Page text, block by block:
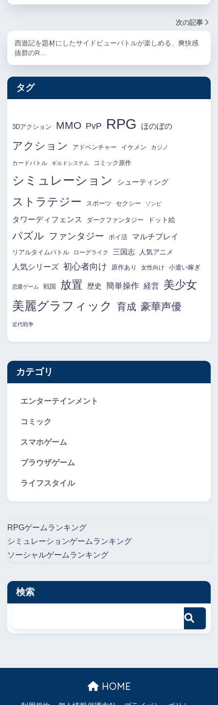
次の記事
西遊記を題材にしたサイドビューバトルが楽しめる、爽快感
抜群のR…
タグ
3Dアクション MMO PvP RPG ほのぼの
アクション アドベンチャー イケメン カジノ
カードバトル ギルドシステム コミック原作
シミュレーション シューティング
ストラテジー スポーツ セクシー ゾンビ
タワーディフェンス ダークファンタジー ドット絵
パズル ファンタジー ポイ活 マルチプレイ
リアルタイムバトル ローグライク 三国志 人気アニメ
人気シリーズ 初心者向け 原作あり 女性向け 小遣い稼ぎ
恋愛ゲーム 戦国 放置 歴史 簡単操作 経営 美少女
美麗グラフィック 育成 豪華声優
近代戦争
カテゴリ
エンターテインメント
コミック
スマホゲーム
ブラウザゲーム
ライフスタイル
RPGゲームランキング
シミュレーションゲームランキング
ソーシャルゲームランキング
検索
HOME